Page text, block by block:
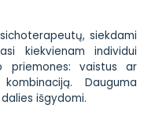
siekdami
kiekvienam individui
priemones: vaistus ar
Dauguma
išgydomi.